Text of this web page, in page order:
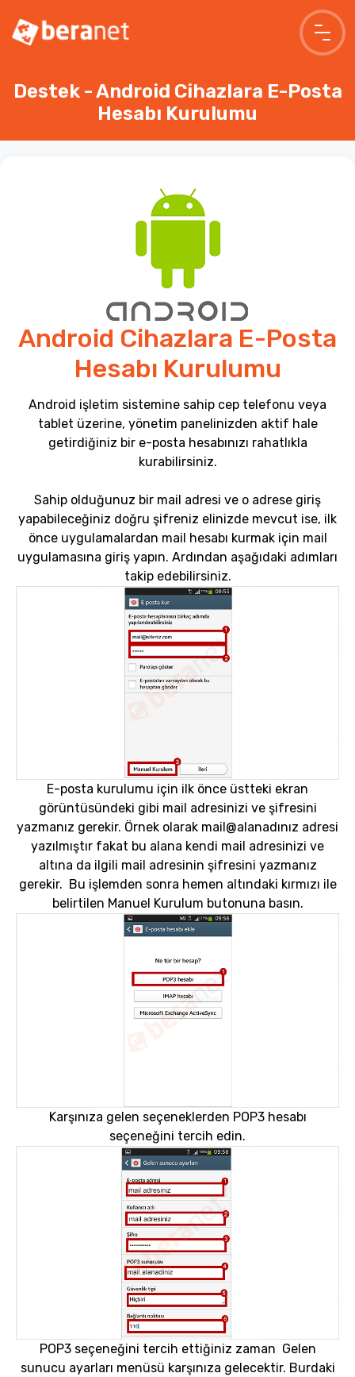
Destek-Android Cihazlara E-Posta
Hesabı Kurulumu
Android Cihazlara E-Posta
Hesabı Kurulumu
Android işletim sistemine sahip cep telefonu veya
tablet üzerine, yönetim panelinizden aktif hale
getirdiğiniz bir e-posta hesabınızı rahatlıkla
kurabilirsiniz.
Sahip olduğunuz bir mail adresi ve o adrese giriş
yapabileceğiniz doğru şifreniz elinizde mevcut ise, ilk
önce uygulamalardan mail hesabı kurmak için mail
uygulamasına giriş yapın. Ardından aşağıdaki adımları
takip edebilirsiniz.
E-posta kurulumu için ilk önce üstteki ekran
görüntüsündeki gibi mail adresinizi ve şifresini
yazmanız gerekir. Örnek olarak mail@alanadınız adresi
yazılmıştır fakat bu alana kendi mail adresinizi ve
altına da ilgili mail adresinin şifresini yazmanız
gerekir. Bu işlemden sonra hemen altındaki kırmızı ile
belirtilen Manuel Kurulum butonuna basın.
Karşınıza gelen seçeneklerden POP3 hesabı
seçeneğini tercih edin.
POP3 seçeneğini tercih ettiğiniz zaman Gelen
sunucu ayarları menüsü karşınıza gelecektir. Burdaki